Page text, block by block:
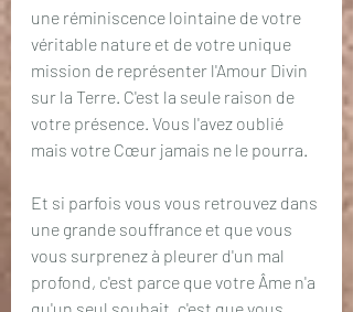
une réminiscence lointaine de votre
véritable nature et de votre unique
mission de représenter l'Amour Divin
sur la Terre. C'est la seule raison de
votre présence. Vous l'avez oublié
mais votre Cœur jamais ne le pourra.
Et si parfois vous vous retrouvez dans
une grande souffrance et que vous
vous surprenez à pleurer d'un mal
profond, c'est parce que votre Âme n'a